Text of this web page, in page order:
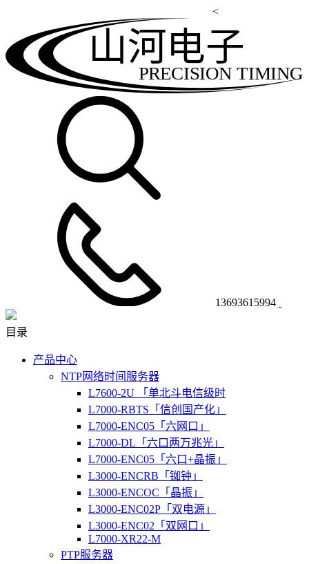
<
PRECISION TIMING
山河电子
13693615994
目录
产品中心
NTP网络时间服务器
L7600-2U 「单北斗电信级时
L7000-RBTS「信创国产化」
L7000-ENC05「六网口」
L7000-DL「六口两万兆光」
L7000-ENC05「六口+晶振」
L3000-ENCRB「铷钟」
L3000-ENCOC「晶振」
L3000-ENC02P「双电源」
L3000-ENC02「双网口」
L7000-XR22-M
PTP服务器